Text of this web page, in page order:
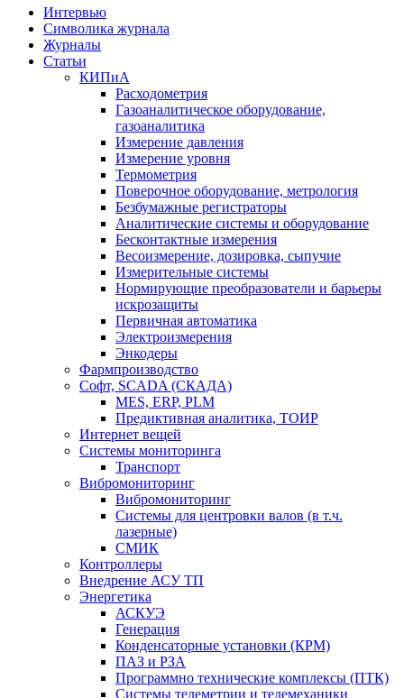
Интервью
Символика журнала
Журналы
Статьи
КИПиА
Расходометрия
Газоаналитическое оборудование,
газоаналитика
Измерение давления
Измерение уровня
Термометрия
Поверочное оборудование, метрология
Безбумажные регистраторы
Аналитические системы и оборудование
Бесконтактные измерения
Весоизмерение, дозировка, сыпучие
Измерительные системы
Нормирующие преобразователи и барьеры
искрозащиты
Первичная автоматика
Электроизмерения
Энкодеры
Фармпроизводство
Софт, SCADA (СКАДА)
MES, ERP, PLM
Предиктивная аналитика, ТОИР
Интернет вещей
Системы мониторинга
Транспорт
Вибромониторинг
Вибромониторинг
Системы для центровки валов (в т.ч.
лазерные)
СМИК
Контроллеры
Внедрение АСУ ТП
Энергетика
АСКУЭ
Генерация
Конденсаторные установки (КРМ)
ПАЗ и РЗА
Программно технические комплексы (ПТК)
Системы телеметрии и телемеханики